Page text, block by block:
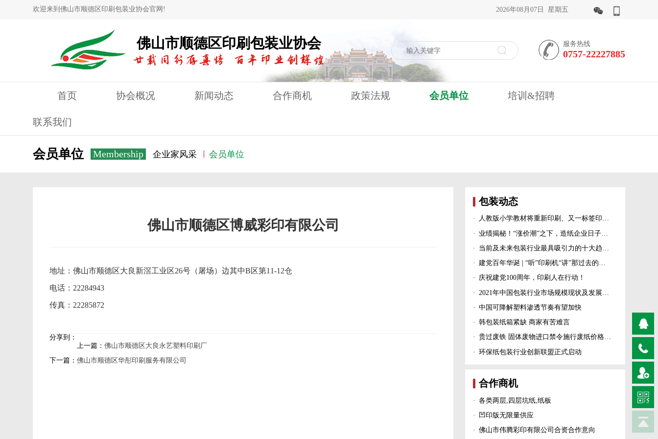
欢迎来到佛山市顺德区印刷包装业协会官网! 2026年08月07日 星期五
佛山市顺德区印刷包装业协会 服务热线
0757-22227885
首页 协会概况 新闻动态 合作商机 政策法规 会员单位 培训&招聘
联系我们
会员单位 Membership 企业家风采 会员单位
佛山市顺德区博威彩印有限公司
地址：佛山市顺德区大良新滘工业区26号（屠场）边其中B区第11-12仓
电话：22284943
传真：22285872
分享到：
上一篇：佛山市顺德区大良永艺塑料印刷厂
下一篇：佛山市顺德区华彤印刷服务有限公司
包装动态
· 人教版小学教材将重新印刷、又一标签印刷行业展会宣布延期、5家造纸及包装印刷富豪上榜新财富500富人榜......
·
·
· 建党百年华诞 | “听”印刷机“讲”那过去的峥嵘岁月！
· 庆祝建党100周年，印刷人在行动！
·
· 中国可降解塑料渗透节奏有望加快
· 韩包装纸箱紧缺 商家有苦难言
· 贵过废铁 固体废物进口禁令施行废纸价格上涨！
· 环保纸包装行业创新联盟正式启动
合作商机
· 各类两层,四层坑纸,纸板
· 凹印版无限量供应
· 佛山市伟腾彩印有限公司合资合作意向